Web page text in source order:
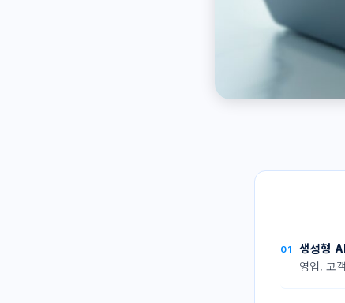
01 생성형
영업, 고